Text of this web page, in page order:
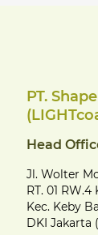
PT.
Head
Jl. Wolter
RT. 01
Kec. Keby
DKI Jakarta